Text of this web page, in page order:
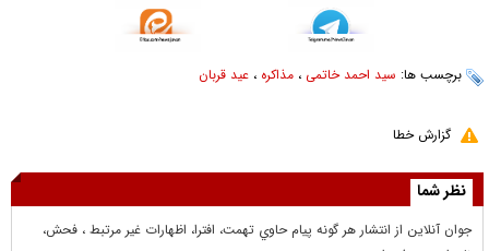
برچسب ها: سید احمد خاتمی ، مذاکره ، عید قربان
گزارش خطا
نظر شما
جوان آنلاين از انتشار هر گونه پيام حاوي تهمت، افترا، اظهارات غير مرتبط ، فحش،